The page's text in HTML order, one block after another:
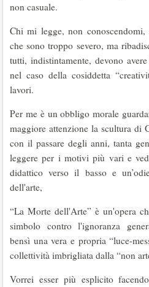
non casuale.
Chi mi legge, non
che sono troppo severo, ma
tutti, indistintamente, devono
nel caso della cosiddetta
lavori.
Per me è un obbligo morale
maggiore attenzione la scultura di
con il passare degli anni, tanta
leggere per i motivi più vari e
didattico verso il basso e
dell'arte,
“La Morte dell'Arte” è un'opera
simbolo contro l'ignoranza
bensì una vera e propria “luce-
collettività imbrigliata dalla “non
Vorrei esser più esplicito